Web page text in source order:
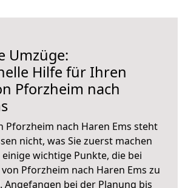
Umzüge:
Hilfe für Ihren
Pforzheim nach
Pforzheim nach Haren Ems steht
nicht, was Sie zuerst machen
einige wichtige Punkte, die bei
Pforzheim nach Haren Ems zu
Angefangen bei der Planung bis